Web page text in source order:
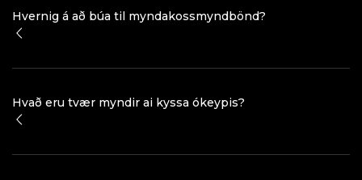
Hvernig á að búa til myndakossmyndbönd?
Hvað eru tvær myndir ai kyssa ókeypis?